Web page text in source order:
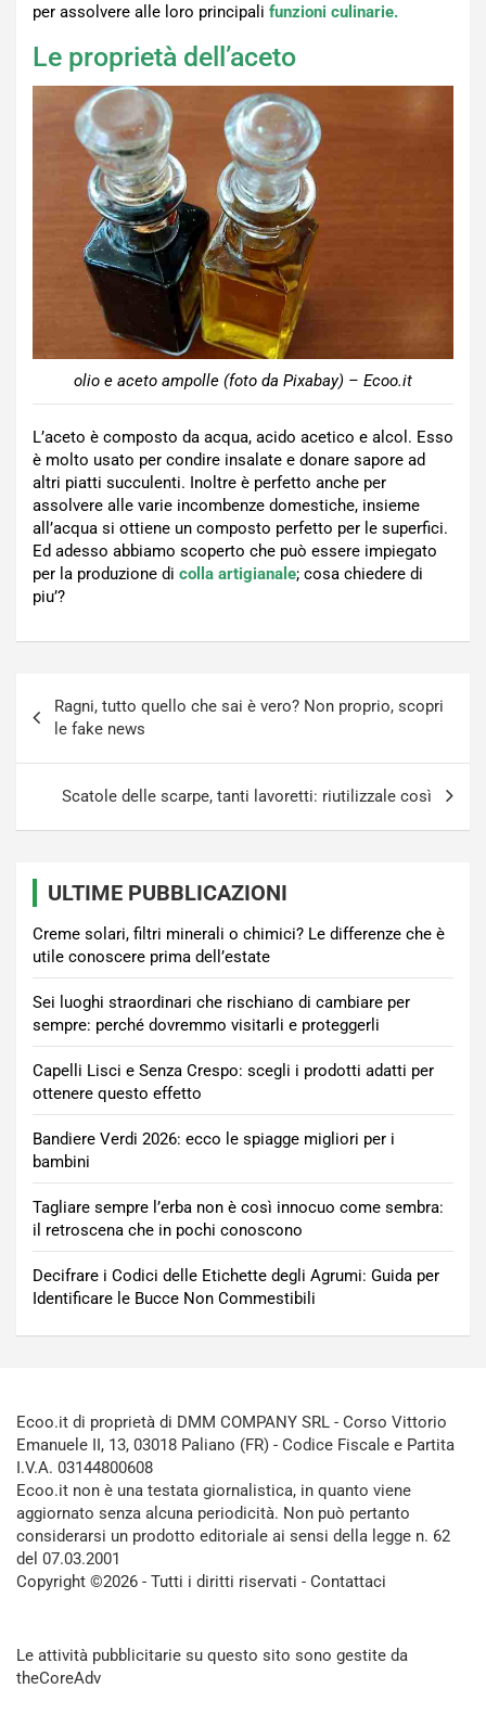
per assolvere alle loro principali funzioni culinarie.
Le proprietà dell’aceto
olio e aceto ampolle (foto da Pixabay) – Ecoo.it
L’aceto è composto da acqua, acido acetico e alcol. Esso
è molto usato per condire insalate e donare sapore ad
altri piatti succulenti. Inoltre è perfetto anche per
assolvere alle varie incombenze domestiche, insieme
all’acqua si ottiene un composto perfetto per le superfici.
Ed adesso abbiamo scoperto che può essere impiegato
per la produzione di colla artigianale; cosa chiedere di
piu’?
articoli
Ragni, tutto quello che sai è vero? Non proprio, scopri
le fake news
Scatole delle scarpe, tanti lavoretti: riutilizzale così
ULTIME PUBBLICAZIONI
Creme solari, filtri minerali o chimici? Le differenze che è
utile conoscere prima dell’estate
Sei luoghi straordinari che rischiano di cambiare per
sempre: perché dovremmo visitarli e proteggerli
Capelli Lisci e Senza Crespo: scegli i prodotti adatti per
ottenere questo effetto
Bandiere Verdi 2026: ecco le spiagge migliori per i
bambini
Tagliare sempre l’erba non è così innocuo come sembra:
il retroscena che in pochi conoscono
Decifrare i Codici delle Etichette degli Agrumi: Guida per
Identificare le Bucce Non Commestibili
Ecoo.it di proprietà di DMM COMPANY SRL - Corso Vittorio
Emanuele II, 13, 03018 Paliano (FR) - Codice Fiscale e Partita
I.V.A. 03144800608
Ecoo.it non è una testata giornalistica, in quanto viene
aggiornato senza alcuna periodicità. Non può pertanto
considerarsi un prodotto editoriale ai sensi della legge n. 62
del 07.03.2001
Copyright ©2026 - Tutti i diritti riservati - Contattaci
Le attività pubblicitarie su questo sito sono gestite da
theCoreAdv